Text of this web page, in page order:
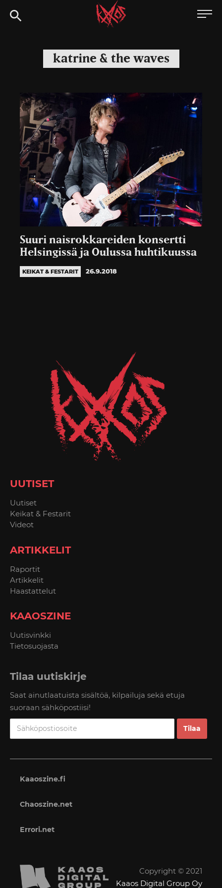
Siirry
suoraan
Kaaoszine
katrine & the waves
Suuri naisrokkareiden konsertti
Helsingissä ja Oulussa huhtikuussa
KEIKAT & FESTARIT 26.9.2018
UUTISET
Uutiset
Keikat & Festarit
Videot
ARTIKKELIT
Raportit
Artikkelit
Haastattelut
KAAOSZINE
Uutisvinkki
Tietosuojasta
Tilaa uutiskirje
Saat ainutlaatuista sisältöä, kilpailuja sekä etuja
suoraan sähköpostiisi!
Kaaoszine.fi
Chaoszine.net
Errori.net
Copyright © 2021
Kaaos Digital Group Oy